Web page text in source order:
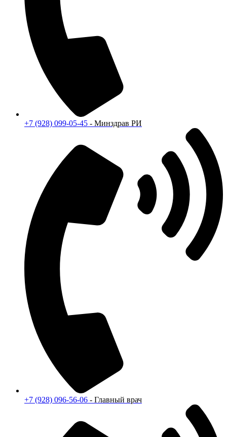
+7 (928) 099-05-45 - Минздрав РИ
+7 (928) 096-56-06 - Главный врач